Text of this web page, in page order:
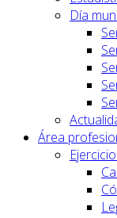
Día
Área